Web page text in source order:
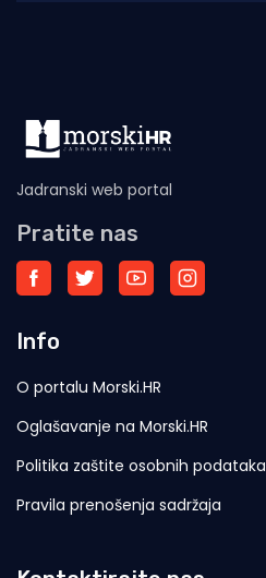
Jadranski web portal
Pratite nas
Info
O portalu Morski.HR
Oglašavanje na Morski.HR
Politika zaštite osobnih podataka
Pravila prenošenja sadržaja